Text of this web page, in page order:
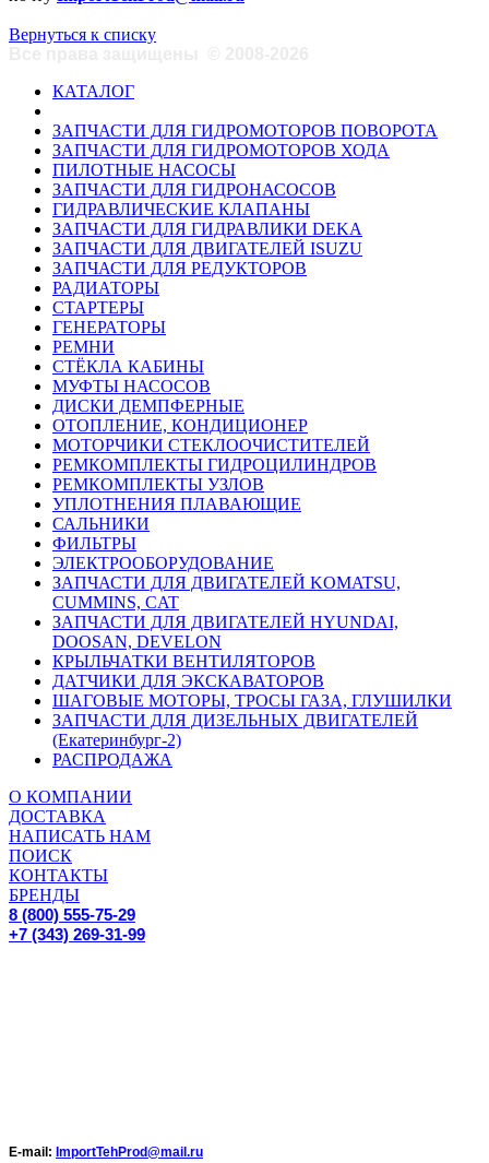
Вернуться к списку
КАТАЛОГ
ЗАПЧАСТИ ДЛЯ ГИДРОМОТОРОВ ПОВОРОТА
ЗАПЧАСТИ ДЛЯ ГИДРОМОТОРОВ ХОДА
ПИЛОТНЫЕ НАСОСЫ
ЗАПЧАСТИ ДЛЯ ГИДРОНАСОСОВ
ГИДРАВЛИЧЕСКИЕ КЛАПАНЫ
ЗАПЧАСТИ ДЛЯ ГИДРАВЛИКИ DEKA
ЗАПЧАСТИ ДЛЯ ДВИГАТЕЛЕЙ ISUZU
ЗАПЧАСТИ ДЛЯ РЕДУКТОРОВ
РАДИАТОРЫ
СТАРТЕРЫ
ГЕНЕРАТОРЫ
РЕМНИ
СТЁКЛА КАБИНЫ
МУФТЫ НАСОСОВ
ДИСКИ ДЕМПФЕРНЫЕ
ОТОПЛЕНИЕ, КОНДИЦИОНЕР
МОТОРЧИКИ СТЕКЛООЧИСТИТЕЛЕЙ
РЕМКОМПЛЕКТЫ ГИДРОЦИЛИНДРОВ
РЕМКОМПЛЕКТЫ УЗЛОВ
УПЛОТНЕНИЯ ПЛАВАЮЩИЕ
САЛЬНИКИ
ФИЛЬТРЫ
ЭЛЕКТРООБОРУДОВАНИЕ
ЗАПЧАСТИ ДЛЯ ДВИГАТЕЛЕЙ KOMATSU,
CUMMINS, CAT
ЗАПЧАСТИ ДЛЯ ДВИГАТЕЛЕЙ HYUNDAI,
DOOSAN, DEVELON
КРЫЛЬЧАТКИ ВЕНТИЛЯТОРОВ
ДАТЧИКИ ДЛЯ ЭКСКАВАТОРОВ
ШАГОВЫЕ МОТОРЫ, ТРОСЫ ГАЗА, ГЛУШИЛКИ
ЗАПЧАСТИ ДЛЯ ДИЗЕЛЬНЫХ ДВИГАТЕЛЕЙ
(Екатеринбург-2)
РАСПРОДАЖА
О КОМПАНИИ
ДОСТАВКА
НАПИСАТЬ НАМ
ПОИСК
КОНТАКТЫ
БРЕНДЫ
8 (800) 555-75-29
+7 (343) 269-31-99
E-mail: ImportTehProd@mail.ru